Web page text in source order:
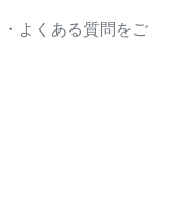
よくある質問をご